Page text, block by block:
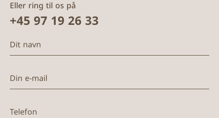
Eller ring til os på
+45 97 19 26 33